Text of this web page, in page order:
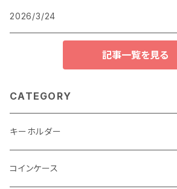
2026/3/24
記事一覧を見る
CATEGORY
キーホルダー
"子供の絵"キーホルダー
コインケース